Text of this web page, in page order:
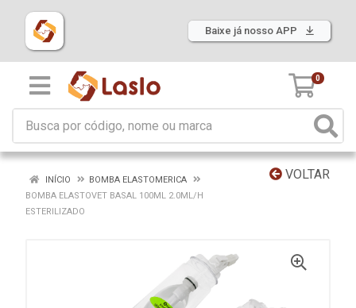
Baixe já nosso APP
0
VOLTAR
INÍCIO
BOMBA ELASTOMERICA
BOMBA ELASTOVET BASAL 100ML 2.0ML/H
ESTERILIZADO